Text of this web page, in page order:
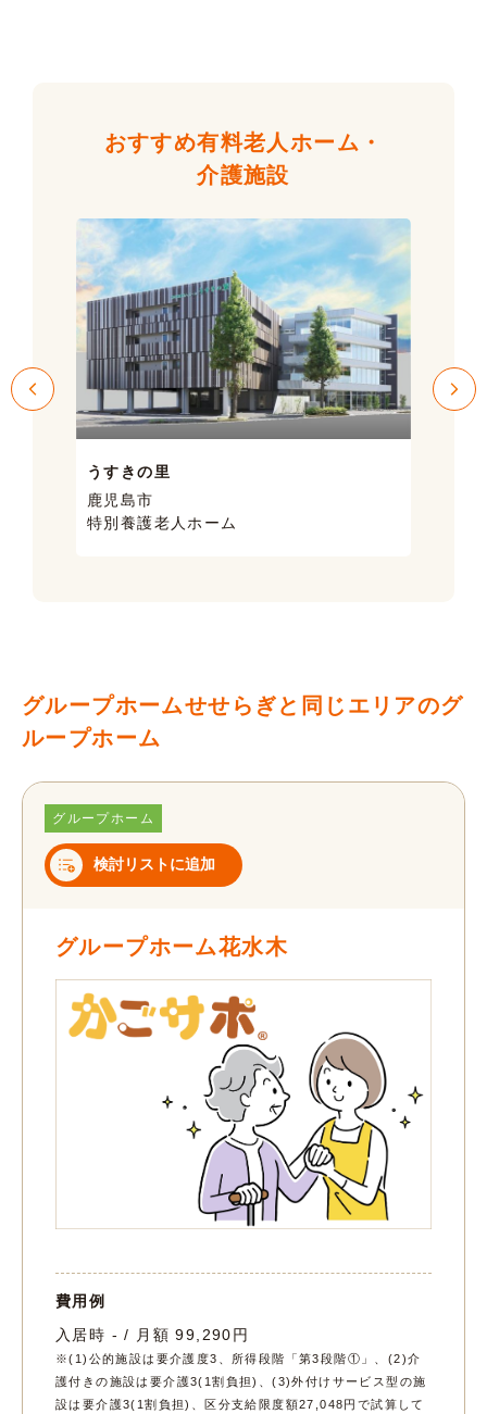
おすすめ有料老人ホーム・
介護施設
うすきの里
鹿児島市
特別養護老人ホーム
グループホームせせらぎと同じエリアのグ
ループホーム
グループホーム
検討リストに追加
グループホーム花水木
費用例
入居時 - / 月額 99,290円
※(1)公的施設は要介護度3、所得段階「第3段階①」、(2)介
護付きの施設は要介護3(1割負担)、(3)外付けサービス型の施
設は要介護3(1割負担)、区分支給限度額27,048円で試算して